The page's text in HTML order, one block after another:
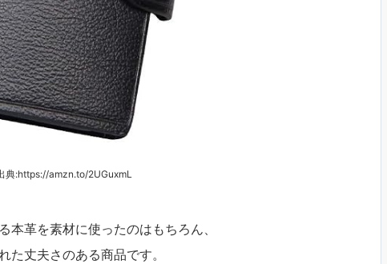
典:https://amzn.to/2UGuxmL
革を素材に使ったのはもちろん、
た丈夫さのある商品です。